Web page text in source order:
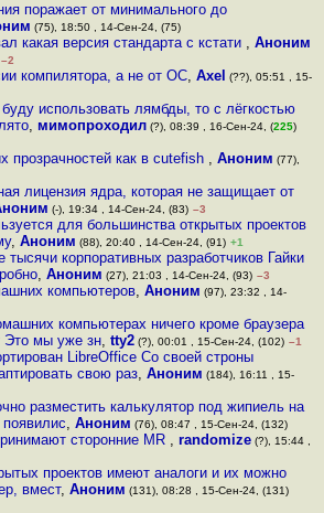
поражает от минимального до
(75), 18:50 , 14-Сен-24, (75)
какая версия стандарта с кстати ,Аноним
–2
компилятора, а не от ОС, Axel (??), 05:51 , 15-
использовать лямбды, то с лёгкостью
, мимопроходил(?), 08:39 , 16-Сен-24, (225)
прозрачностей как в cutefish ,Аноним (77),
лицензия ядра, которая не защищает от
(-), 19:34 , 14-Сен-24, (83) –3
для большинства открытых проектов
, Аноним (88), 20:40 , 14-Сен-24, (91) +1
тысячи корпоративных разработчиков Гайки
, Аноним (27), 21:03 , 14-Сен-24, (93) –3
компьютеров,Аноним (97), 23:32 , 14-
компьютерах ничего кроме браузера
Это мы уже зн, tty2(?), 00:01 , 15-Сен-24, (102) –1
LibreOffice Со своей строны
свою раз, Аноним (184), 16:11 , 15-
разместить калькулятор под жипиель на
,Аноним (76), 08:47 , 15-Сен-24, (132)
сторонние MR , randomize(?), 15:44 ,
проектов имеют аналоги и их можно
вмест, Аноним (131), 08:28 , 15-Сен-24, (131)